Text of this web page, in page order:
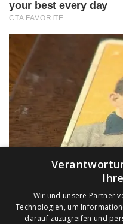
Wir und unsere Partner
Technologien, um
darauf zuzugreifen und